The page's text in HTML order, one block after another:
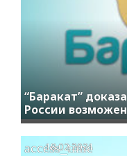
“Баракат”
России
access_time
18.02.2021